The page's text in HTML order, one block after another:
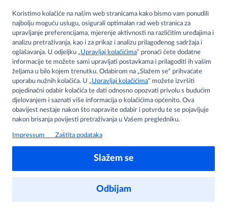
Pristup personaliziranom
sadržaju
Pogledaj akcijske cijene
Spremi proizvode na popis
Prijava Ne, hvala